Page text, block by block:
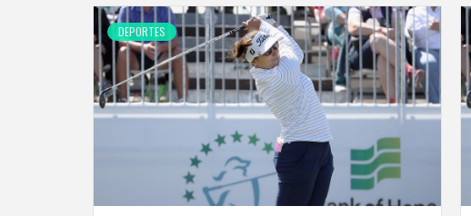
DEPORTES